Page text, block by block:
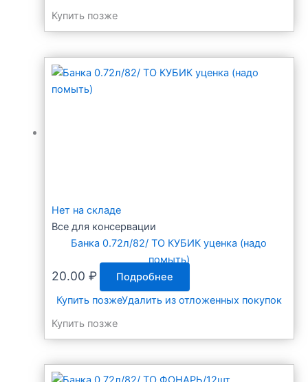
Купить позже
Нет на складе
Все для консервации
Банка 0.72л/82/ ТО КУБИК уценка (надо
помыть)
20.00 ₽
Подробнее
Купить позжеУдалить из отложенных покупок
Купить позже